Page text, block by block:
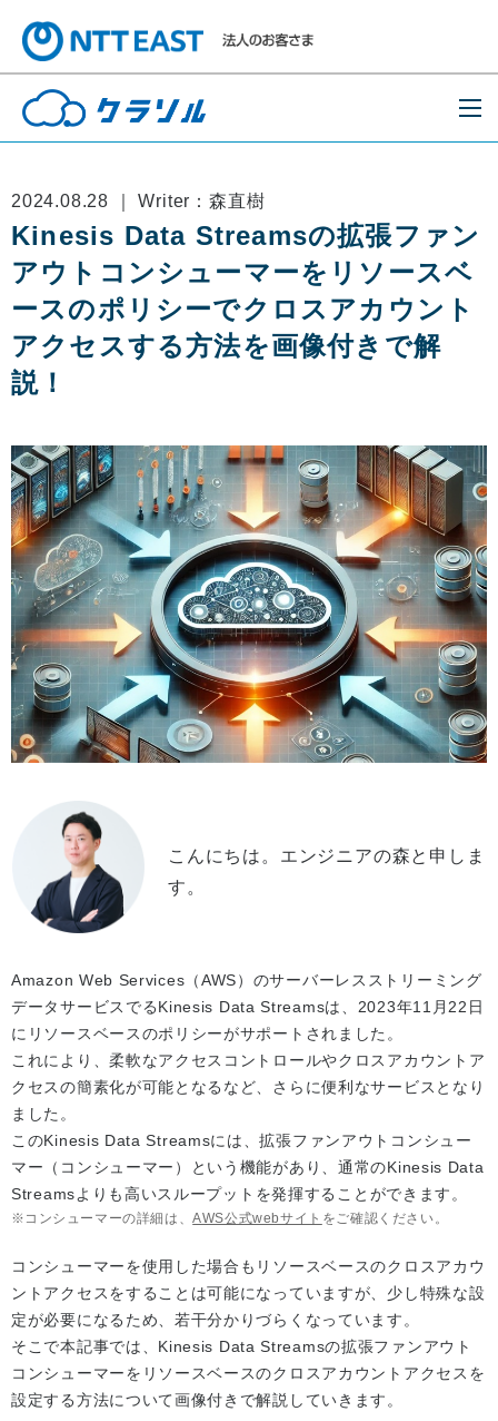
2024.08.28 ｜ Writer：森直樹
Kinesis Data Streamsの拡張ファン
アウトコンシューマーをリソースベ
ースのポリシーでクロスアカウント
アクセスする方法を画像付きで解
説！
こんにちは。エンジニアの森と申しま
す。
Amazon Web Services（AWS）のサーバーレスストリーミング
データサービスでるKinesis Data Streamsは、2023年11月22日
にリソースベースのポリシーがサポートされました。
これにより、柔軟なアクセスコントロールやクロスアカウントア
クセスの簡素化が可能となるなど、さらに便利なサービスとなり
ました。
このKinesis Data Streamsには、拡張ファンアウトコンシュー
マー（コンシューマー）という機能があり、通常のKinesis Data
Streamsよりも高いスループットを発揮することができます。
コンシューマーの詳細は、AWS公式webサイト をご確認ください。
コンシューマーを使用した場合もリソースベースのクロスアカウ
ントアクセスをすることは可能になっていますが、少し特殊な設
定が必要になるため、若干分かりづらくなっています。
そこで本記事では、Kinesis Data Streamsの拡張ファンアウト
コンシューマーをリソースベースのクロスアカウントアクセスを
設定する方法について画像付きで解説していきます。